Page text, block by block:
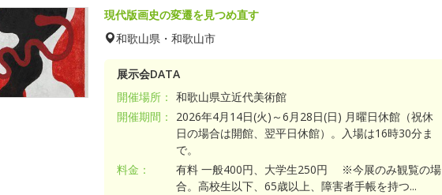
現代版画史の変遷を見つめ直す
和歌山県・和歌山市
展示会DATA
開催場所： 和歌山県立近代美術館
開催期間：
2026年4月14日(火)～6月28日(日) 月曜日休館（祝休
日の場合は開館、翌平日休館）。入場は16時30分ま
で。
料金：
有料 一般400円、大学生250円 ※今展のみ観覧の場
合。高校生以下、65歳以上、障害者手帳を持つ...